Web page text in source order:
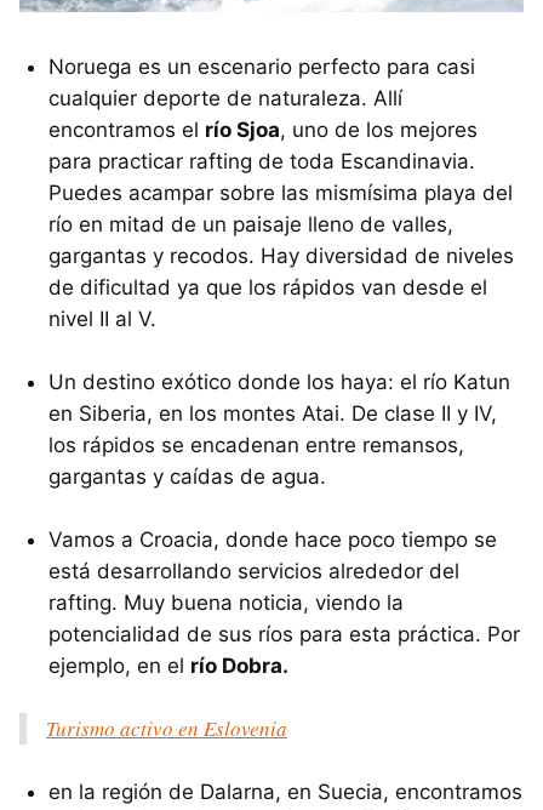
Noruega es un escenario perfecto para casi
cualquier deporte de naturaleza. Allí
encontramos el río Sjoa, uno de los mejores
para practicar rafting de toda Escandinavia.
Puedes acampar sobre las mismísima playa del
río en mitad de un paisaje lleno de valles,
gargantas y recodos. Hay diversidad de niveles
de dificultad ya que los rápidos van desde el
nivel II al V.
Un destino exótico donde los haya: el río Katun
en Siberia, en los montes Atai. De clase II y IV,
los rápidos se encadenan entre remansos,
gargantas y caídas de agua.
Vamos a Croacia, donde hace poco tiempo se
está desarrollando servicios alrededor del
rafting. Muy buena noticia, viendo la
potencialidad de sus ríos para esta práctica. Por
ejemplo, en el río Dobra.
Turismo activo en Eslovenia
en la región de Dalarna, en Suecia, encontramos